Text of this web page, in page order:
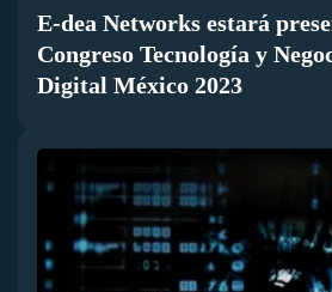
E-dea Networks estará
Congreso Tecnología y
Digital México 2023